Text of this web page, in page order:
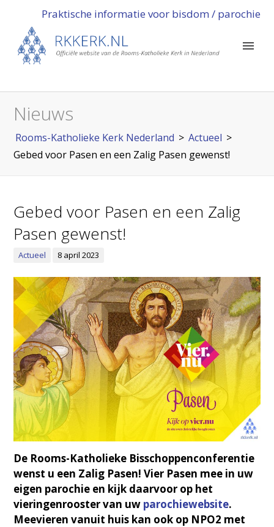
Praktische informatie voor bisdom / parochie
Nieuws
Rooms-Katholieke Kerk Nederland > Actueel >
Gebed voor Pasen en een Zalig Pasen gewenst!
Gebed voor Pasen en een Zalig
Pasen gewenst!
Actueel 8 april 2023
De Rooms-Katholieke Bisschoppenconferentie
wenst u een Zalig Pasen! Vier Pasen mee in uw
eigen parochie en kijk daarvoor op het
vieringenrooster van uw parochiewebsite.
Meevieren vanuit huis kan ook op NPO2 met